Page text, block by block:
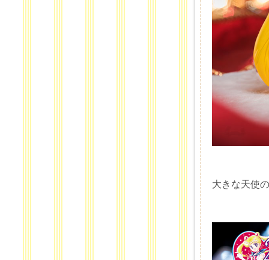
大きな天使